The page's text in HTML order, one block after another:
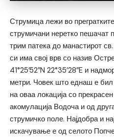
Струмица лежи во
струмичани неретко пешачат
трим патека до манастирот
си има свој врв со назив
41°25’52″N 22°35’28″E и
метри. Човек што еднаш е
на оваа локација со
акомулација Водоча и од
струмичко поле. Најдобра и
искачување е од селото